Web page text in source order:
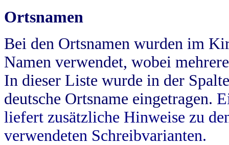
Ortsnamen
Bei den Ortsnamen wurden im
Namen verwendet, wobei
In dieser Liste wurde in der
deutsche Ortsname eingetragen.
liefert zusätzliche Hinweise zu
verwendeten Schreibvarianten.